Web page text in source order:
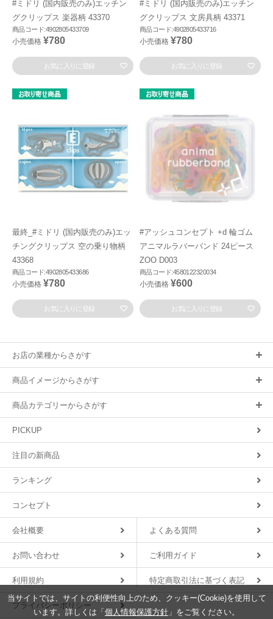
#ミドリ (国内販売のみ)エッチン
グクリップス 楽器柄 43370
商品コード:4902805433709
小売価格 ¥780
お気に入りに登録
#ミドリ (国内販売のみ)エッチン
グクリップス 文房具柄 43371
商品コード:4902805433716
小売価格 ¥780
お気に入りに登録
最終_#ミドリ (国内販売のみ)エッ
チングクリップス 空の乗り物柄
43368
商品コード:4902805433686
小売価格 ¥780
お気に入りに登録
#アッシュコンセプト +d 輪ゴム
アニマルラバーバンド 24ピース
ZOO D003
商品コード:4580122320034
小売価格 ¥600
お気に入りに登録
お店の業種からさがす
商品イメージからさがす
商品カテゴリーからさがす
PICKUP
注目の新商品
ランキング
コンセプト
会社概要 よくある質問
お問い合わせ ご利用ガイド
利用規約 特定商取引法に基づく表記
プライバシーポリシー
当サイトでは、サイトの利便性向上のため、クッキー(Cookie)を使用して
います。詳しくは「 個人情報保護方針 」をご覧ください。